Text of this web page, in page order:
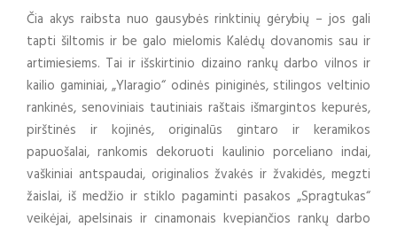
Čia akys raibsta nuo gausybės rinktinių gėrybių – jos gali
tapti šiltomis ir be galo mielomis Kalėdų dovanomis sau ir
artimiesiems. Tai ir išskirtinio dizaino rankų darbo vilnos ir
kailio gaminiai, „Ylaragio“ odinės piniginės, stilingos veltinio
rankinės, senoviniais tautiniais raštais išmargintos kepurės,
pirštinės ir kojinės, originalūs gintaro ir keramikos
papuošalai, rankomis dekoruoti kaulinio porceliano indai,
vaškiniai antspaudai, originalios žvakės ir žvakidės, megzti
žaislai, iš medžio ir stiklo pagaminti pasakos „Spragtukas“
veikėjai, apelsinais ir cinamonais kvepiančios rankų darbo